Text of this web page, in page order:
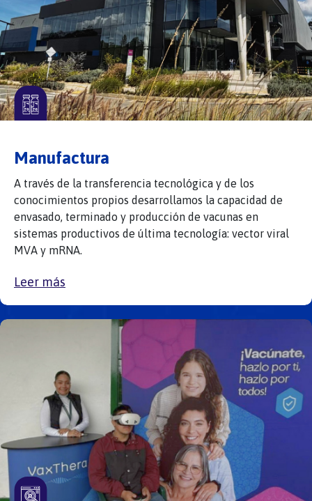
Manufactura
A través de la transferencia tecnológica y de los
conocimientos propios desarrollamos la capacidad de
envasado, terminado y producción de vacunas en
sistemas productivos de última tecnología: vector viral
MVA y mRNA.
Leer más